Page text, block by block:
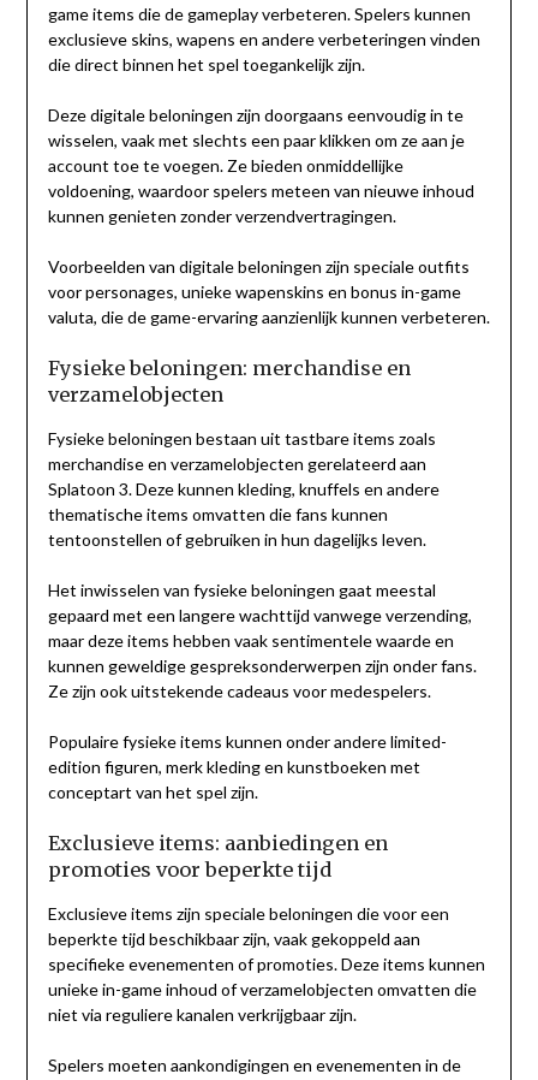
game items die de gameplay verbeteren. Spelers kunnen
exclusieve skins, wapens en andere verbeteringen vinden
die direct binnen het spel toegankelijk zijn.
Deze digitale beloningen zijn doorgaans eenvoudig in te
wisselen, vaak met slechts een paar klikken om ze aan je
account toe te voegen. Ze bieden onmiddellijke
voldoening, waardoor spelers meteen van nieuwe inhoud
kunnen genieten zonder verzendvertragingen.
Voorbeelden van digitale beloningen zijn speciale outfits
voor personages, unieke wapenskins en bonus in-game
valuta, die de game-ervaring aanzienlijk kunnen verbeteren.
Fysieke beloningen: merchandise en
verzamelobjecten
Fysieke beloningen bestaan uit tastbare items zoals
merchandise en verzamelobjecten gerelateerd aan
Splatoon 3. Deze kunnen kleding, knuffels en andere
thematische items omvatten die fans kunnen
tentoonstellen of gebruiken in hun dagelijks leven.
Het inwisselen van fysieke beloningen gaat meestal
gepaard met een langere wachttijd vanwege verzending,
maar deze items hebben vaak sentimentele waarde en
kunnen geweldige gespreksonderwerpen zijn onder fans.
Ze zijn ook uitstekende cadeaus voor medespelers.
Populaire fysieke items kunnen onder andere limited-
edition figuren, merk kleding en kunstboeken met
conceptart van het spel zijn.
Exclusieve items: aanbiedingen en
promoties voor beperkte tijd
Exclusieve items zijn speciale beloningen die voor een
beperkte tijd beschikbaar zijn, vaak gekoppeld aan
specifieke evenementen of promoties. Deze items kunnen
unieke in-game inhoud of verzamelobjecten omvatten die
niet via reguliere kanalen verkrijgbaar zijn.
Spelers moeten aankondigingen en evenementen in de